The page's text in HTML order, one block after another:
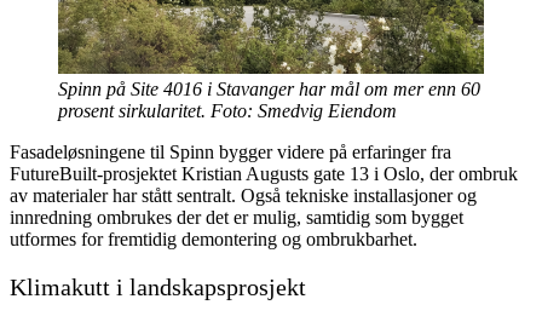
Spinn på Site 4016 i Stavanger har mål om mer enn 60
prosent sirkularitet. Foto: Smedvig Eiendom
Fasadeløsningene til Spinn bygger videre på erfaringer fra
FutureBuilt-prosjektet Kristian Augusts gate 13 i Oslo, der ombruk
av materialer har stått sentralt. Også tekniske installasjoner og
innredning ombrukes der det er mulig, samtidig som bygget
utformes for fremtidig demontering og ombrukbarhet.
Klimakutt i landskapsprosjekt